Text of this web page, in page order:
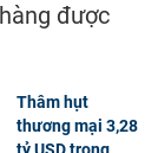
được
Thâm hụt
thương mại 3,28
tỷ USD trong